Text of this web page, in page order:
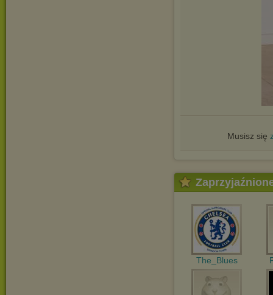
Musisz się
The_Blues